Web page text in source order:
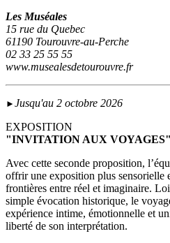
Les Muséales
15 rue du Quebec
61190 Tourouvre-au-Perche
02 33 25 55 55
www.musealesdetourouvre.fr
► Jusqu'au 2 octobre 2026
EXPOSITION
"INVITATION AUX VOYAGES"
Avec cette seconde proposition,
offrir une exposition plus sensorielle
frontières entre réel et imaginaire.
simple évocation historique, le
expérience intime, émotionnelle et
liberté de son interprétation.